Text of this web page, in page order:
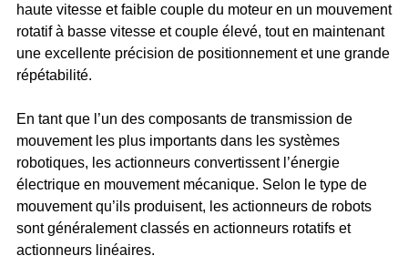
haute vitesse et faible couple du moteur en un mouvement
rotatif à basse vitesse et couple élevé, tout en maintenant
une excellente précision de positionnement et une grande
répétabilité.
En tant que l’un des composants de transmission de
mouvement les plus importants dans les systèmes
robotiques, les actionneurs convertissent l’énergie
électrique en mouvement mécanique. Selon le type de
mouvement qu’ils produisent, les actionneurs de robots
sont généralement classés en actionneurs rotatifs et
actionneurs linéaires.